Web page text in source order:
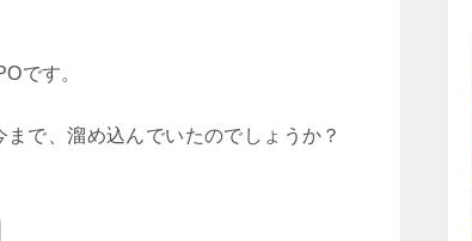
です。
で、溜め込んでいたのでしょうか？